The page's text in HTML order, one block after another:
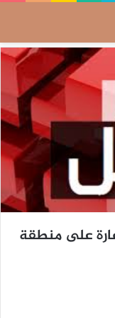
على منطقة